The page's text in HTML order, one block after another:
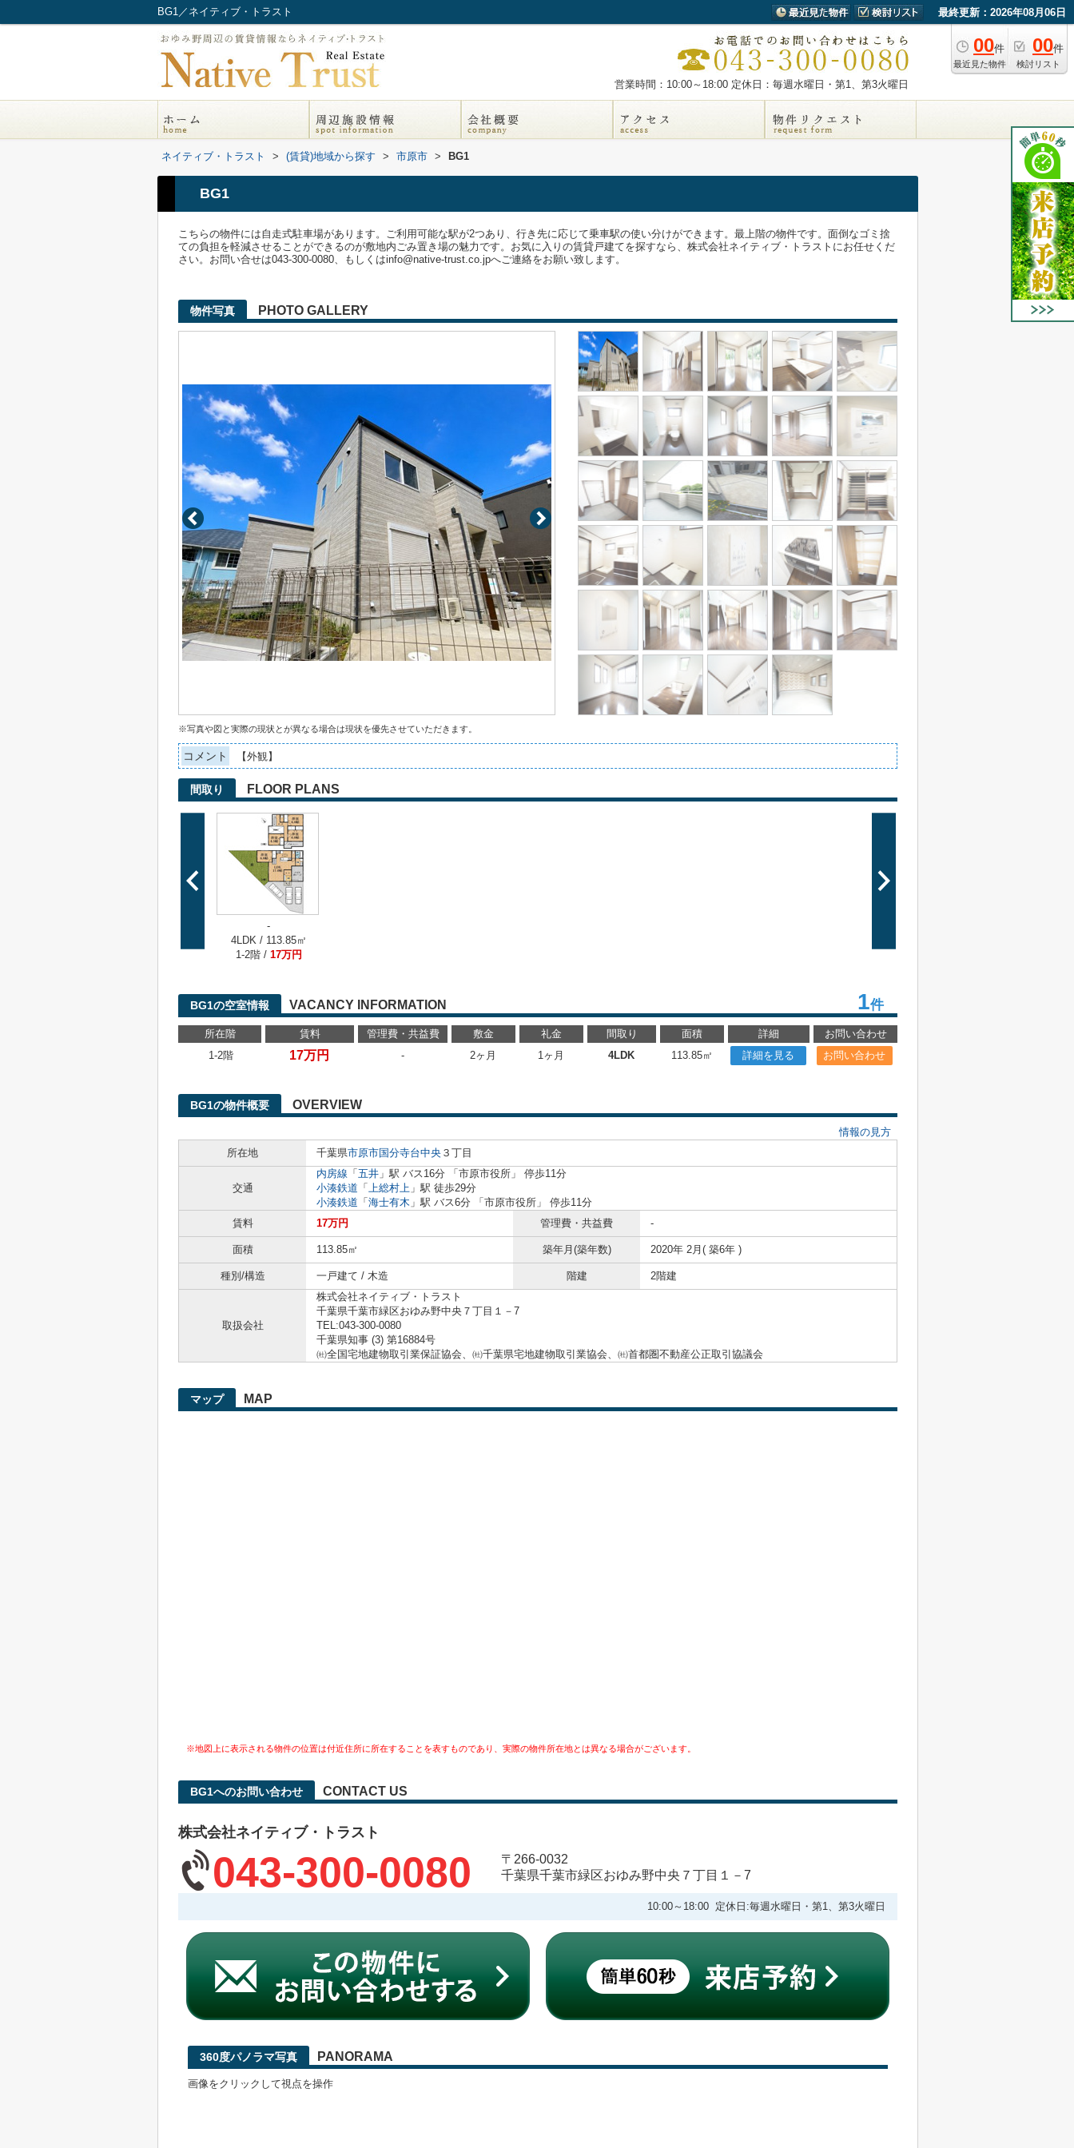
BG1／ネイティブ・トラスト 最終更新：2026年08月06日
00件
最近見た物件
00件
検討リスト
営業時間：10:00～18:00 定休日：毎週水曜日・第1、第3火曜日
ネイティブ・トラスト > (賃貸)地域から探す > 市原市 > BG1
BG1
こちらの物件には自走式駐車場があります。ご利用可能な駅が2つあり、行き先に応じて乗車駅の使い分けができます。最上階の物件です。面倒なゴミ捨
ての負担を軽減させることができるのが敷地内ごみ置き場の魅力です。お気に入りの賃貸戸建てを探すなら、株式会社ネイティブ・トラストにお任せくだ
さい。お問い合せは043-300-0080、もしくはinfo@native-trust.co.jpへご連絡をお願い致します。
物件写真 PHOTO GALLERY
※写真や図と実際の現状とが異なる場合は現状を優先させていただきます。
コメント 【外観】
間取り FLOOR PLANS
-
4LDK / 113.85㎡
1-2階 / 17万円
BG1の空室情報 VACANCY INFORMATION 1件
所在階 賃料 管理費・共益費 敷金 礼金 間取り 面積 詳細
お問い合わせ
1-2階
17万円 - 2ヶ月 1ヶ月 4LDK 113.85㎡ 詳細を見る お問い合わせ
BG1の物件概要 OVERVIEW
情報の見方
所在地
千葉県市原市国分寺台中央 ３丁目
交通
内房線 「 五井 」駅 バス16分 「市原市役所」 停歩11分
小湊鉄道 「 上総村上 」駅 徒歩29分
小湊鉄道 「 海士有木 」駅 バス6分 「市原市役所」 停歩11分
賃料
17万円 管理費・共益費 -
面積 113.85㎡ 築年月(築年数) 2020年 2月( 築6年 )
種別/構造 一戸建て / 木造 階建 2階建
取扱会社
株式会社ネイティブ・トラスト
千葉県千葉市緑区おゆみ野中央７丁目１－7
TEL:043-300-0080
千葉県知事 (3) 第16884号
㈳全国宅地建物取引業保証協会、㈳千葉県宅地建物取引業協会、㈳首都圏不動産公正取引協議会
マップ MAP
※地図上に表示される物件の位置は付近住所に所在することを表すものであり、実際の物件所在地とは異なる場合がございます。
BG1へのお問い合わせ CONTACT US
株式会社ネイティブ・トラスト
043-300-0080
〒266-0032
千葉県千葉市緑区おゆみ野中央７丁目１－7
10:00～18:00 定休日:毎週水曜日・第1、第3火曜日
360度パノラマ写真 PANORAMA
画像をクリックして視点を操作